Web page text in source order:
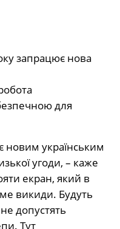
для
новим українським
угоди, – каже
екран, який в
викиди. Будуть
не допустять
Тут